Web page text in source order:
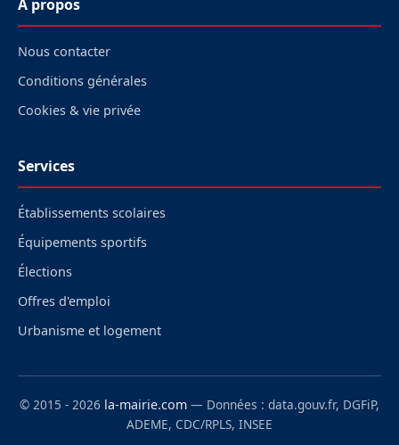
À propos
Nous contacter
Conditions générales
Cookies & vie privée
Services
Établissements scolaires
Équipements sportifs
Élections
Offres d'emploi
Urbanisme et logement
© 2015 - 2026 la-mairie.com — Données : data.gouv.fr, DGFiP,
ADEME, CDC/RPLS, INSEE